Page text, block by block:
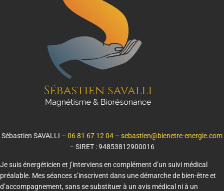
Sébastien SAVALLI – 06 81 67 12 04 – sebastien@bienetre-energie.com
– SIRET : 94853812900016
Je suis énergéticien et j’interviens en complément d’un suivi médical
préalable. Mes séances s’inscrivent dans une démarche de bien-être et
d’accompagnement, sans se substituer à un avis médical ni à un